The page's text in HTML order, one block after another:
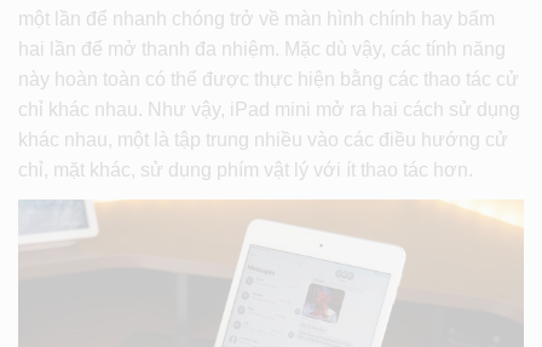
một lần để nhanh chóng trở về màn hình chính hay bấm
hai lần để mở thanh đa nhiệm. Mặc dù vậy, các tính năng
này hoàn toàn có thể được thực hiện bằng các thao tác cử
chỉ khác nhau. Như vậy, iPad mini mở ra hai cách sử dụng
khác nhau, một là tập trung nhiều vào các điều hướng cử
chỉ, mặt khác, sử dụng phím vật lý với ít thao tác hơn.